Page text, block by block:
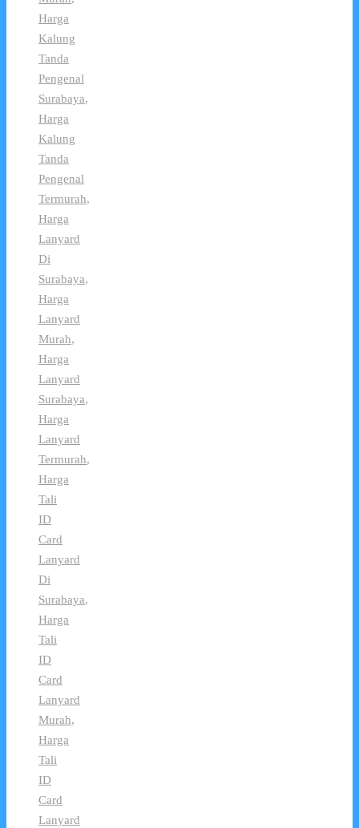
Harga
Kalung
Tanda
Pengenal
Surabaya,
Harga
Kalung
Tanda
Pengenal
Termurah,
Harga
Lanyard
Di
Surabaya,
Harga
Lanyard
Murah,
Harga
Lanyard
Surabaya,
Harga
Lanyard
Termurah,
Harga
Tali
ID
Card
Lanyard
Di
Surabaya,
Harga
Tali
ID
Card
Lanyard
Murah,
Harga
Tali
ID
Card
Lanyard